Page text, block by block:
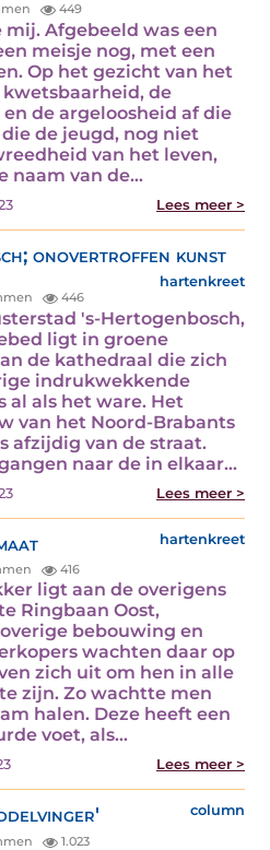
449
Afgebeeld was een
meisje nog, met een
Op het gezicht van het
de
de argeloosheid af die
de jeugd, nog niet
van het leven,
naam van de…
Lees meer >
onovertroffen kunst
hartenkreet
446
's-Hertogenbosch,
ligt in groene
de kathedraal die zich
indrukwekkende
al als het ware. Het
van het Noord-Brabants
afzijdig van de straat.
naar de in elkaar…
Lees meer >
hartenkreet
416
ligt aan de overigens
Ringbaan Oost,
bebouwing en
wachten daar op
zich uit om hen in alle
zijn. Zo wachtte men
halen. Deze heeft een
voet, als…
Lees meer >
column
1.023